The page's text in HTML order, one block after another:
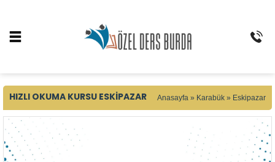
HIZLI OKUMA KURSU ESKIPAZAR Anasayfa » Karabük » Eskipazar